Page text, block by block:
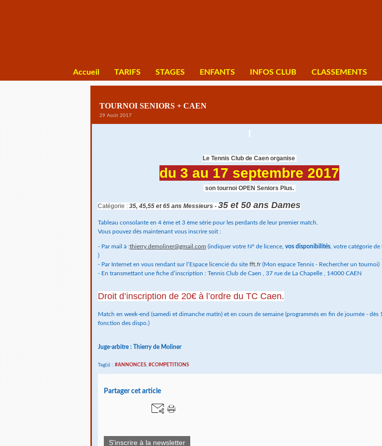
Accueil TARIFS STAGES ENFANTS INFOS CLUB CLASSEMENTS
TOURNOI SENIORS + CAEN
29 Août 2017
Le Tennis Club de Caen organise
​du 3 au 17 septembre 201​7
son tournoi OPEN Seniors Plus.
Catégorie : 35, 45,55 et 65 ans Messieurs - 35 et 50 ans Dames
Tableau consolante en 4 ème et 3 ème série pour les perdants de leur premier match.
Vous pouvez dès maintenant vous inscrire soit :
- Par mail à :thierry.demoliner@gmail.com (indiquer votre N° de licence, vos disponibilités , votre catégorie
)
- Par Internet en vous rendant sur l’Espace licencié du site fft.fr(Mon espace Tennis - Rechercher un tournoi)
- En transmettant une fiche d’inscription : Tennis Club de Caen , 37 rue de La Chapelle , 14000 CAEN
Droit d’inscription de 20€ à l’ordre du TC Caen.
Match en week-end (samedi et dimanche matin) et en cours de semaine (programmés en fin de journée - dès
fonction des dispo.)
Juge-arbitre : Thierry de Moliner
Tag(s) : #ANNONCES, #COMPETITIONS
Partager cet article
S'inscrire à la newsletter